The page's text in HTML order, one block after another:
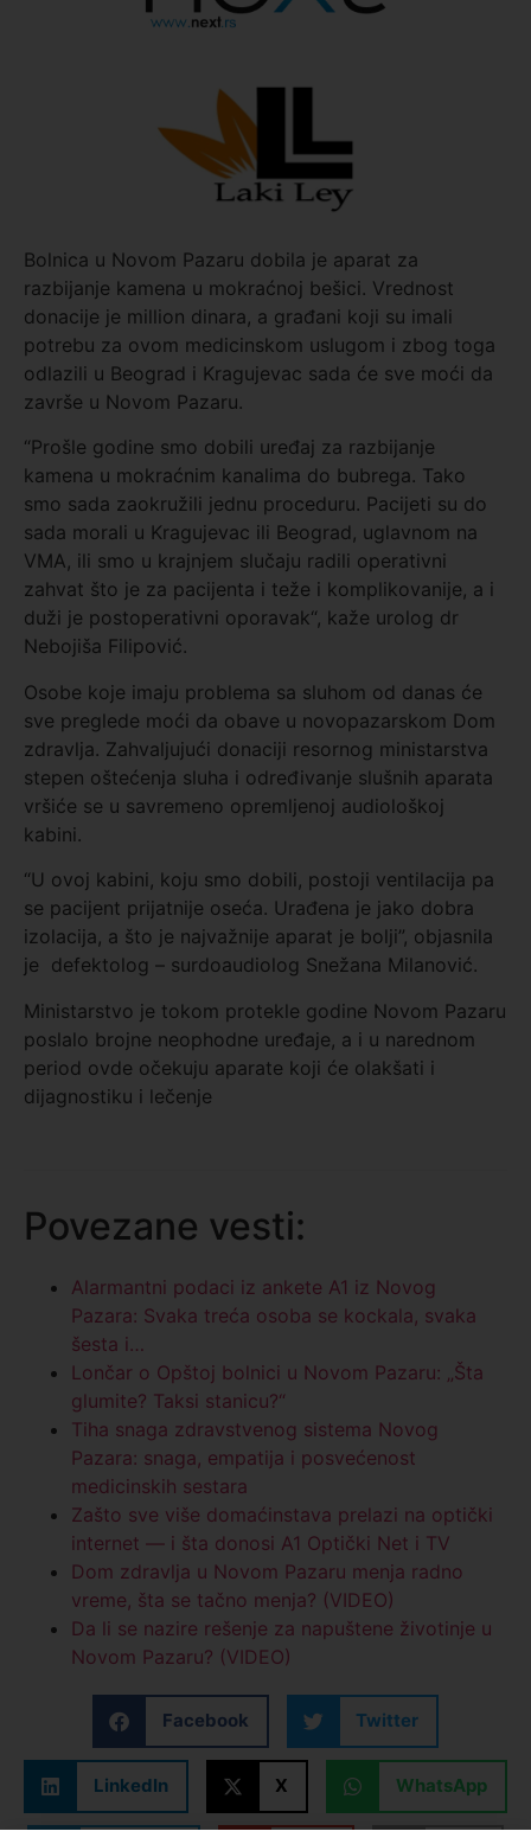
Bolnica u Novom Pazaru dobila je aparat za
razbijanje kamena u mokraćnoj bešici. Vrednost
donacije je million dinara, a građani koji su imali
potrebu za ovom medicinskom uslugom i zbog toga
odlazili u Beograd i Kragujevac sada će sve moći da
završe u Novom Pazaru.
“Prošle godine smo dobili uređaj za razbijanje
kamena u mokraćnim kanalima do bubrega. Tako
smo sada zaokružili jednu proceduru. Pacijeti su do
sada morali u Kragujevac ili Beograd, uglavnom na
VMA, ili smo u krajnjem slučaju radili operativni
zahvat što je za pacijenta i teže i komplikovanije, a i
duži je postoperativni oporavak“, kaže urolog dr
Nebojiša Filipović.
Osobe koje imaju problema sa sluhom od danas će
sve preglede moći da obave u novopazarskom Dom
zdravlja. Zahvaljujući donaciji resornog ministarstva
stepen oštećenja sluha i određivanje slušnih aparata
vršiće se u savremeno opremljenoj audiološkoj
kabini.
“U ovoj kabini, koju smo dobili, postoji ventilacija pa
se pacijent prijatnije oseća. Urađena je jako dobra
izolacija, a što je najvažnije aparat je bolji”, objasnila
je defektolog – surdoaudiolog Snežana Milanović.
Ministarstvo je tokom protekle godine Novom Pazaru
poslalo brojne neophodne uređaje, a i u narednom
period ovde očekuju aparate koji će olakšati i
dijagnostiku i lečenje
Povezane vesti:
Alarmantni podaci iz ankete A1 iz Novog
Pazara: Svaka treća osoba se kockala, svaka
šesta i…
Lončar o Opštoj bolnici u Novom Pazaru: „Šta
glumite? Taksi stanicu?“
Tiha snaga zdravstvenog sistema Novog
Pazara: snaga, empatija i posvećenost
medicinskih sestara
Zašto sve više domaćinstava prelazi na optički
internet — i šta donosi A1 Optički Net i TV
Dom zdravlja u Novom Pazaru menja radno
vreme, šta se tačno menja? (VIDEO)
Da li se nazire rešenje za napuštene životinje u
Novom Pazaru? (VIDEO)
Facebook Twitter
LinkedIn X WhatsApp